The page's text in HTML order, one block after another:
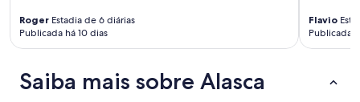
Roger Estadia de 6 diárias
Publicada há 10 dias
Flavio
Publicada
Saiba mais sobre Alasca